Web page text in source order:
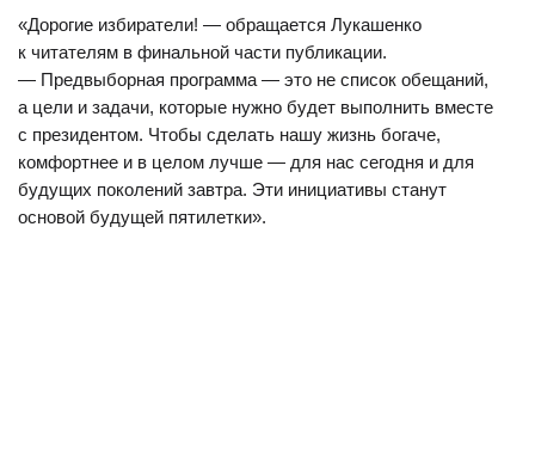
«Дорогие избиратели! — обращается Лукашенко
к читателям в финальной части публикации.
— Предвыборная программа — это не список обещаний,
а цели и задачи, которые нужно будет выполнить вместе
с президентом. Чтобы сделать нашу жизнь богаче,
комфортнее и в целом лучше — для нас сегодня и для
будущих поколений завтра. Эти инициативы станут
основой будущей пятилетки».